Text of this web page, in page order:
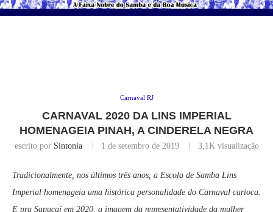
Carnaval RJ
CARNAVAL 2020 DA LINS IMPERIAL
HOMENAGEIA PINAH, A CINDERELA NEGRA
escrito por Sintonia 1 de setembro de 2019 3,1Kvisualização
Tradicionalmente, nos últimos três anos, a Escola de Samba Lins
Imperial homenageia uma histórica personalidade do Carnaval carioca.
E pra Sapucaí em 2020, a imagem da representatividade da mulher